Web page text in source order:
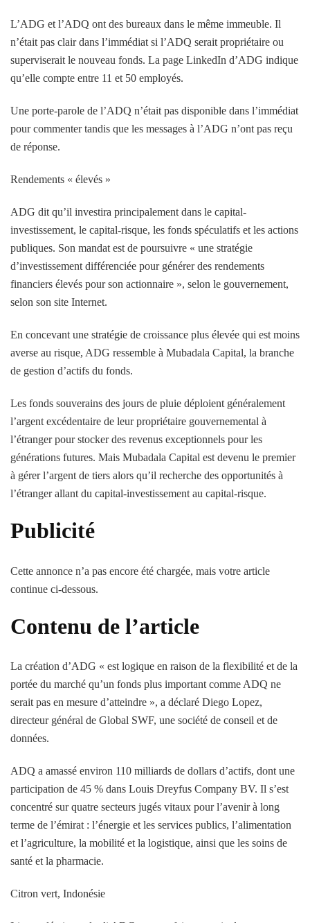
L’ADG et l’ADQ ont des bureaux dans le même immeuble. Il
n’était pas clair dans l’immédiat si l’ADQ serait propriétaire ou
superviserait le nouveau fonds. La page LinkedIn d’ADG indique
qu’elle compte entre 11 et 50 employés.
Une porte-parole de l’ADQ n’était pas disponible dans l’immédiat
pour commenter tandis que les messages à l’ADG n’ont pas reçu
de réponse.
Rendements « élevés »
ADG dit qu’il investira principalement dans le capital-
investissement, le capital-risque, les fonds spéculatifs et les actions
publiques. Son mandat est de poursuivre « une stratégie
d’investissement différenciée pour générer des rendements
financiers élevés pour son actionnaire », selon le gouvernement,
selon son site Internet.
En concevant une stratégie de croissance plus élevée qui est moins
averse au risque, ADG ressemble à Mubadala Capital, la branche
de gestion d’actifs du fonds.
Les fonds souverains des jours de pluie déploient généralement
l’argent excédentaire de leur propriétaire gouvernemental à
l’étranger pour stocker des revenus exceptionnels pour les
générations futures. Mais Mubadala Capital est devenu le premier
à gérer l’argent de tiers alors qu’il recherche des opportunités à
l’étranger allant du capital-investissement au capital-risque.
Publicité
Cette annonce n’a pas encore été chargée, mais votre article
continue ci-dessous.
Contenu de l’article
La création d’ADG « est logique en raison de la flexibilité et de la
portée du marché qu’un fonds plus important comme ADQ ne
serait pas en mesure d’atteindre », a déclaré Diego Lopez,
directeur général de Global SWF, une société de conseil et de
données.
ADQ a amassé environ 110 milliards de dollars d’actifs, dont une
participation de 45 % dans Louis Dreyfus Company BV. Il s’est
concentré sur quatre secteurs jugés vitaux pour l’avenir à long
terme de l’émirat : l’énergie et les services publics, l’alimentation
et l’agriculture, la mobilité et la logistique, ainsi que les soins de
santé et la pharmacie.
Citron vert, Indonésie